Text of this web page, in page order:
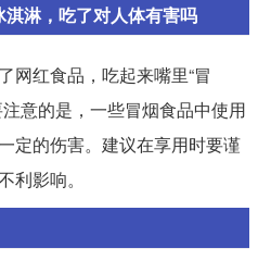
淋，吃了对人体有害吗
网红食品，吃起来嘴里“冒
意的是，一些冒烟食品中使用
定的伤害。建议在享用时要谨
利影响。